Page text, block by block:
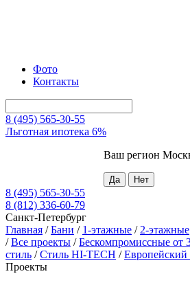
Фото
Контакты
8 (495) 565-30-55
Льготная ипотека 6%
Ваш регион
8 (495) 565-30-55
8 (812) 336-60-79
Санкт-Петербург
Главная /Бани / 1-этажные / 2-этажные
/Все проекты /Бескомпромиссные от
стиль /Стиль HI-TECH /Европейский
Проекты